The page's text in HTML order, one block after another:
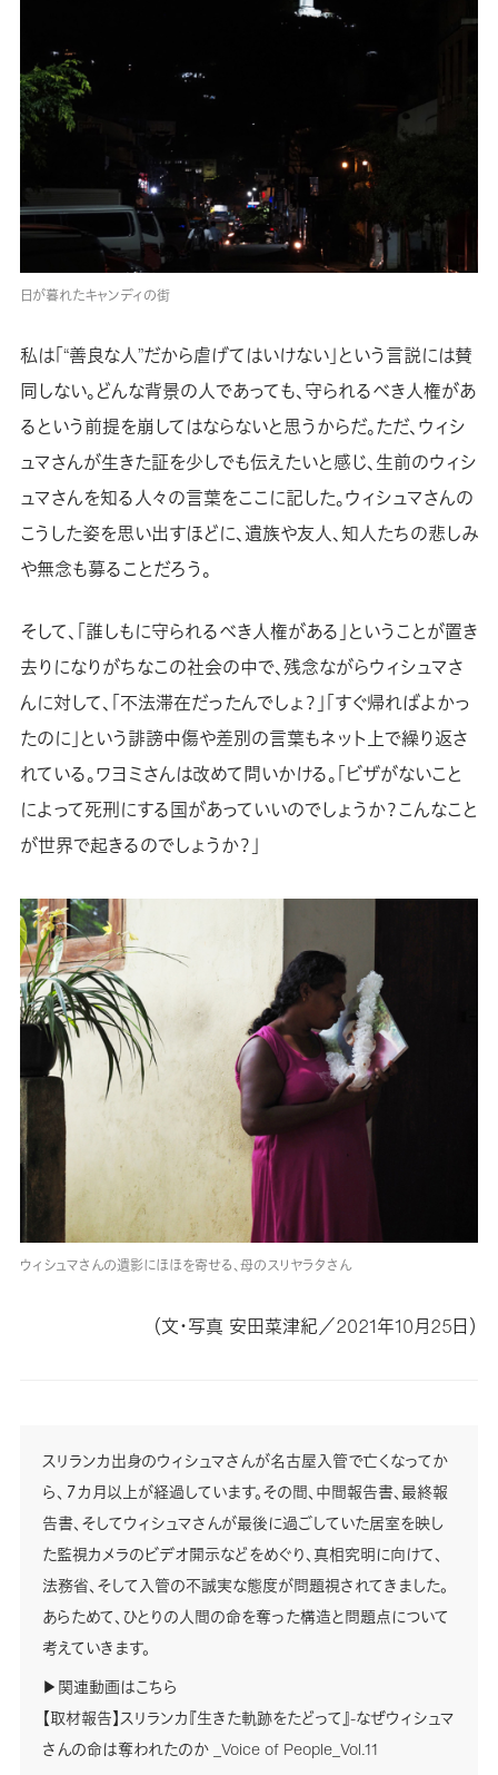
日が暮れたキャンディの街
私は「“善良な人”だから虐げてはいけない」という言説には賛
同しない。どんな背景の人であっても、守られるべき人権があ
るという前提を崩してはならないと思うからだ。ただ、ウィシ
ュマさんが生きた証を少しでも伝えたいと感じ、生前のウィシ
ュマさんを知る人々の言葉をここに記した。ウィシュマさんの
こうした姿を思い出すほどに、遺族や友人、知人たちの悲しみ
や無念も募ることだろう。
そして、「誰しもに守られるべき人権がある」ということが置き
去りになりがちなこの社会の中で、残念ながらウィシュマさ
んに対して、「不法滞在だったんでしょ？」「すぐ帰ればよかっ
たのに」という誹謗中傷や差別の言葉もネット上で繰り返さ
れている。ワヨミさんは改めて問いかける。「ビザがないこと
によって死刑にする国があっていいのでしょうか？こんなこと
が世界で起きるのでしょうか？」
ウィシュマさんの遺影にほほを寄せる、母のスリヤラタさん
（文・写真 安田菜津紀／2021年10月25日）
スリランカ出身のウィシュマさんが名古屋入管で亡くなってか
ら、７カ月以上が経過しています。その間、中間報告書、最終報
告書、そしてウィシュマさんが最後に過ごしていた居室を映し
た監視カメラのビデオ開示などをめぐり、真相究明に向けて、
法務省、そして入管の不誠実な態度が問題視されてきました。
あらためて、ひとりの人間の命を奪った構造と問題点について
考えていきます。
▶関連動画はこちら
【取材報告】スリランカ『生きた軌跡をたどって』-なぜウィシュマ
さんの命は奪われたのか _Voice of People_Vol.11